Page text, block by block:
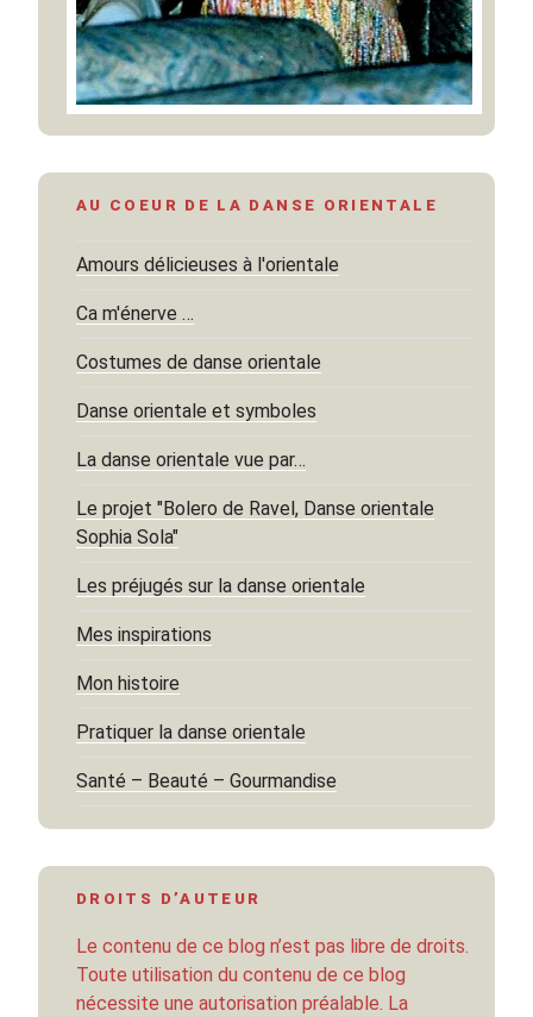
AU COEUR DE LA DANSE ORIENTALE
Amours délicieuses à l'orientale
Ca m'énerve …
Costumes de danse orientale
Danse orientale et symboles
La danse orientale vue par…
Le projet "Bolero de Ravel, Danse orientale
Sophia Sola"
Les préjugés sur la danse orientale
Mes inspirations
Mon histoire
Pratiquer la danse orientale
Santé – Beauté – Gourmandise
DROITS D’AUTEUR
Le contenu de ce blog n’est pas libre de droits.
Toute utilisation du contenu de ce blog
nécessite une autorisation préalable. La